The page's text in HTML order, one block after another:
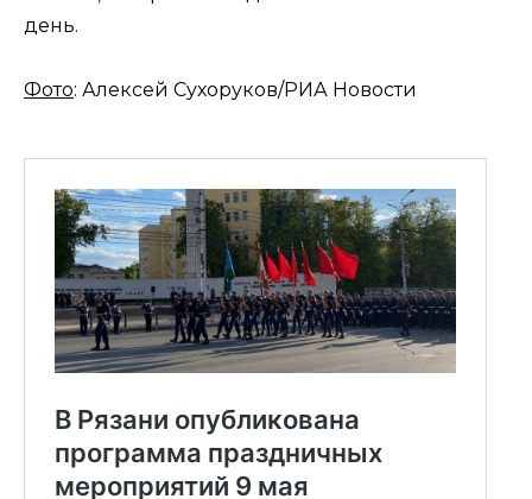
день.
Фото: Алексей Сухоруков/РИА Новости